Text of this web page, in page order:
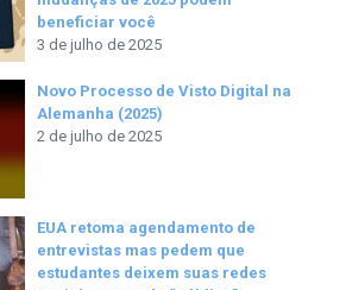
beneficiar você
3 de julho de 2025
Novo Processo de Visto Digital na
Alemanha (2025)
2 de julho de 2025
EUA retoma agendamento de
entrevistas mas pedem que
estudantes deixem suas redes